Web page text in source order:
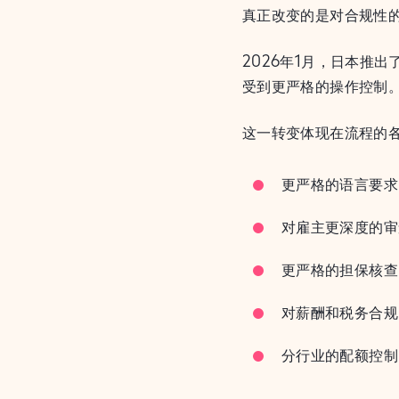
真正改变的是对合规性
2026年1月，日本推出
受到更严格的操作控制
这一转变体现在流程的
更严格的语言要求
对雇主更深度的
更严格的担保核查
对薪酬和税务合
分行业的配额控制